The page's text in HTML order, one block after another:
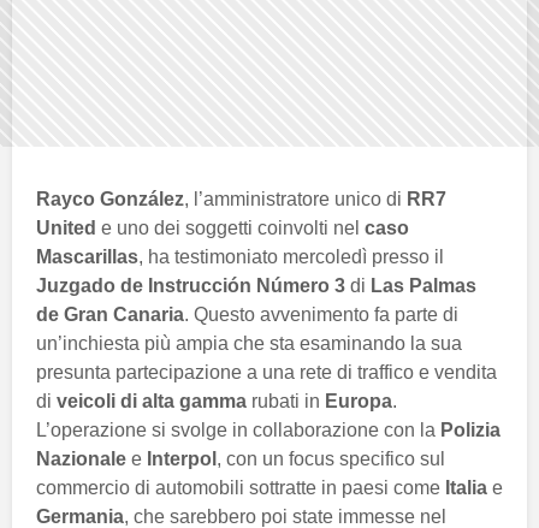
Rayco González, l’amministratore unico di RR7
United e uno dei soggetti coinvolti nel caso
Mascarillas, ha testimoniato mercoledì presso il
Juzgado de Instrucción Número 3 di Las Palmas
de Gran Canaria. Questo avvenimento fa parte di
un’inchiesta più ampia che sta esaminando la sua
presunta partecipazione a una rete di traffico e vendita
di veicoli di alta gamma rubati in Europa.
L’operazione si svolge in collaborazione con la Polizia
Nazionale e Interpol , con un focus specifico sul
commercio di automobili sottratte in paesi come Italia e
Germania, che sarebbero poi state immesse nel